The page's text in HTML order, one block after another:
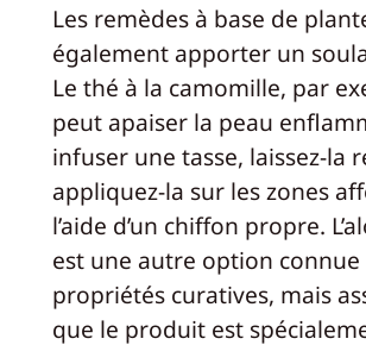
Les remèdes à base de
également apporter un
Le thé à la camomille, par
peut apaiser la peau
infuser une tasse, laissez-la
appliquez-la sur les zones
l’aide d’un chiffon propre.
est une autre option connue
propriétés curatives, mais
que le produit est